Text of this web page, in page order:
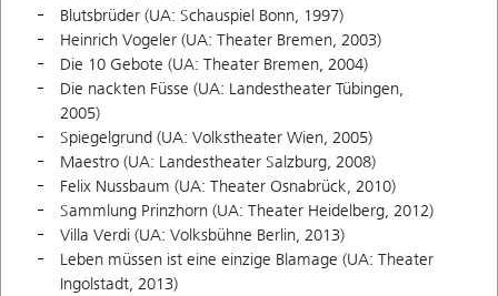
Blutsbrüder (UA: Schauspiel Bonn, 1997)
Heinrich Vogeler (UA: Theater Bremen, 2003)
Die 10 Gebote (UA: Theater Bremen, 2004)
Die nackten Füsse (UA: Landestheater Tübingen,
2005)
Spiegelgrund (UA: Volkstheater Wien, 2005)
Maestro (UA: Landestheater Salzburg, 2008)
Felix Nussbaum (UA: Theater Osnabrück, 2010)
Sammlung Prinzhorn (UA: Theater Heidelberg, 2012)
Villa Verdi (UA: Volksbühne Berlin, 2013)
Leben müssen ist eine einzige Blamage (UA: Theater
Ingolstadt, 2013)